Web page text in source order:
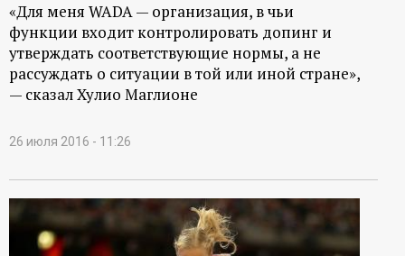
«Для меня WADA — организация, в чьи
функции входит контролировать допинг и
утверждать соответствующие нормы, а не
рассуждать о ситуации в той или иной стране»,
— сказал Хулио Маглионе
26 июля 2016 - 11:26